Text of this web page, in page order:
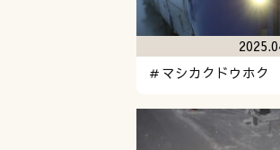
＃マシカクドウホク